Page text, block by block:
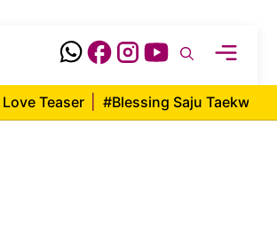
Teaser #Blessing Saju